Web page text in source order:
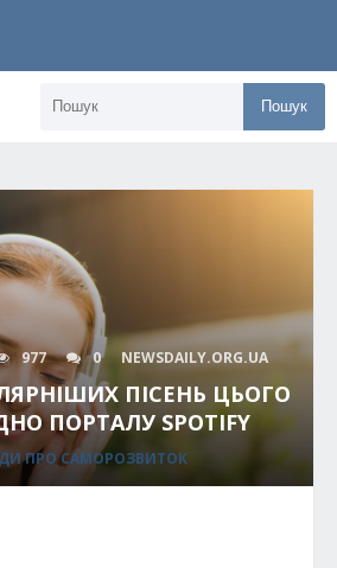
Пошук
977 0 NEWSDAILY.ORG.UA
ПІСЕНЬ ЦЬОГО
ПОРТАЛУ SPOTIFY
ПРО САМОРОЗВИТОК